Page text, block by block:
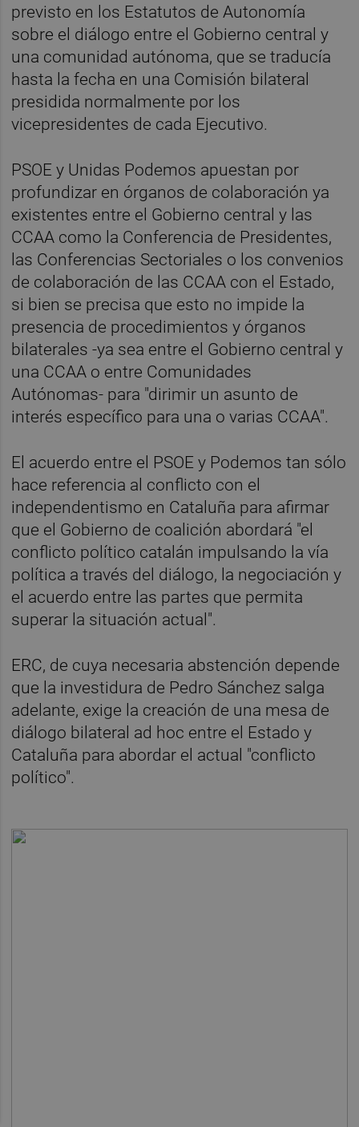
previsto en los Estatutos de Autonomía
sobre el diálogo entre el Gobierno central y
una comunidad autónoma, que se traducía
hasta la fecha en una Comisión bilateral
presidida normalmente por los
vicepresidentes de cada Ejecutivo.
PSOE y Unidas Podemos apuestan por
profundizar en órganos de colaboración ya
existentes entre el Gobierno central y las
CCAA como la Conferencia de Presidentes,
las Conferencias Sectoriales o los convenios
de colaboración de las CCAA con el Estado,
si bien se precisa que esto no impide la
presencia de procedimientos y órganos
bilaterales -ya sea entre el Gobierno central y
una CCAA o entre Comunidades
Autónomas- para "dirimir un asunto de
interés específico para una o varias CCAA".
El acuerdo entre el PSOE y Podemos tan sólo
hace referencia al conflicto con el
independentismo en Cataluña para afirmar
que el Gobierno de coalición abordará "el
conflicto político catalán impulsando la vía
política a través del diálogo, la negociación y
el acuerdo entre las partes que permita
superar la situación actual".
ERC, de cuya necesaria abstención depende
que la investidura de Pedro Sánchez salga
adelante, exige la creación de una mesa de
diálogo bilateral ad hoc entre el Estado y
Cataluña para abordar el actual "conflicto
político".